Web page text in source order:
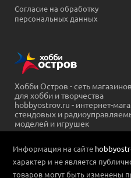
Согласие на обработку
персональных данных
Хобби Остров - сеть магазинов
для хобби и творчества
hobbyostrov.ru - интернет-
стендовых и
моделей и игрушек
Информация на сайте
характер и не является
товаров могут быть изменены